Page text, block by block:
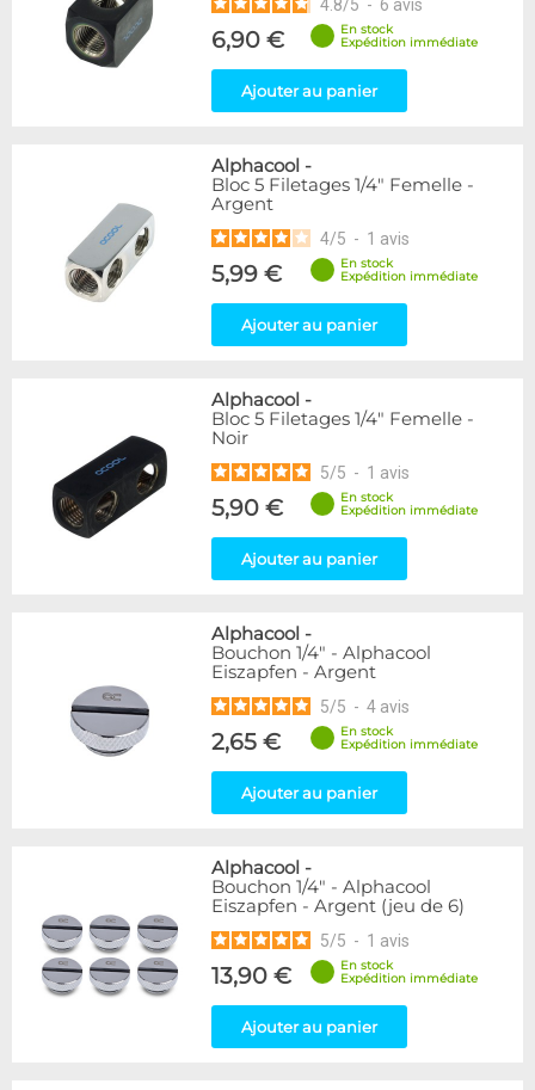
Monsoon
9
Nanoxia
PrimoChill
9
31
216
2
Or
1
Vert
4
Couleur
Noir
236
Noir/Nickel
28
2
39
Raccord en Y
5
Forme
53
120
Mâle / Mâle
Filetage
153
1
4.8/5 - 6 avis
6,90 €
En stock
Expédition immédiate
Ajouter au panier
Alphacool -
Bloc 5 Filetages 1/4" Femelle -
Argent
4/5 - 1 avis
5,99 €
En stock
Expédition immédiate
Ajouter au panier
Alphacool -
Bloc 5 Filetages 1/4" Femelle -
Noir
5/5 - 1 avis
5,90 €
En stock
Expédition immédiate
Ajouter au panier
Alphacool -
Bouchon 1/4" - Alphacool
Eiszapfen - Argent
5/5 - 4 avis
2,65 €
En stock
Expédition immédiate
Ajouter au panier
Alphacool -
Bouchon 1/4" - Alphacool
Eiszapfen - Argent (jeu de 6)
5/5 - 1 avis
13,90 €
En stock
Expédition immédiate
Ajouter au panier